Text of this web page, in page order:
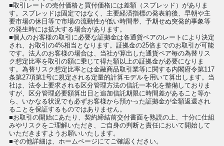
■取引レートの売付価格と買付価格には差額（スプレッド）がありま
す。スプレッドは固定ではなく、主要経済指標の発表前後、早朝や主
要市場の休日等で市場の流動性が低い時間帯、予期せぬ突発的事象等
の発生時には拡大する場合があります。
■個人のお客様の取引に必要な証拠金は各通貨ペアのレートにより決定
され、お取引の4%相当となります。証拠金の25倍までのお取引が可能
です。法人のお客様の場合は、当社が算出した通貨ペア毎の為替リス
ク想定比率を取引の額に乗じて得た額以上の証拠金が必要になりま
す。為替リスク想定比率とは金融商品取引業等に関する内閣府令第117
条第27項第1号に規定される定量的計算モデルを用いて算出します。当
社は、法令上要求される区分管理方法の信託一本化を整備しておりま
すが、区分管理必要額算出日と追加信託期限に時間差があること等か
ら、いかなる状況でも必ずお客様から預かった証拠金が全額返還され
ることを保証するものではありません。
■お取引の開始にあたり、契約締結前交付書面を熟読の上、十分に仕組
みやリスクをご理解いただき、ご自身の判断と責任において開始して
いただきますようお願いいたします。
■その他詳細は、ホームページにてご確認ください。